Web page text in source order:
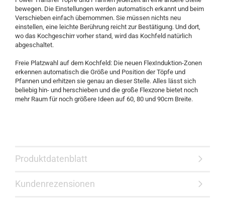
bewegen. Die Einstellungen werden automatisch erkannt und beim
Verschieben einfach übernommen. Sie müssen nichts neu
einstellen, eine leichte Berührung reicht zur Bestätigung. Und dort,
wo das Kochgeschirr vorher stand, wird das Kochfeld natürlich
abgeschaltet.
Freie Platzwahl auf dem Kochfeld: Die neuen FlexInduktion-Zonen
erkennen automatisch die Größe und Position der Töpfe und
Pfannen und erhitzen sie genau an dieser Stelle. Alles lässt sich
beliebig hin- und herschieben und die große Flexzone bietet noch
mehr Raum für noch größere Ideen auf 60, 80 und 90cm Breite.
Produktdatenblatt
Kundenrezensionen